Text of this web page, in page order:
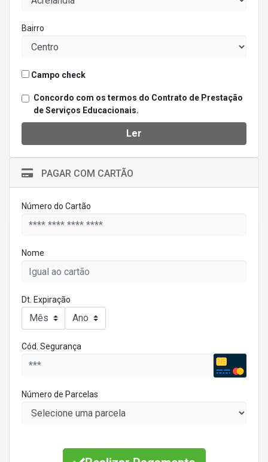
Bairro
Campo check
Concordo com os termos do Contrato de Prestação
de Serviços Educacionais.
Ler
PAGAR COM CARTÃO
Número do Cartão
Nome
Dt. Expiração
Cód. Segurança
Número de Parcelas